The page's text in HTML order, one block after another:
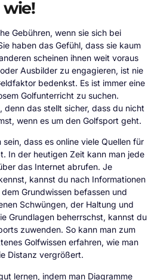
Gebühren, wenn sie sich bei
haben das Gefühl, dass sie kaum
scheinen ihnen weit voraus
Ausbilder zu engagieren, ist nie
bedenkst. Es ist immer eine
Golfunterricht zu suchen.
denn das stellt sicher, dass du nicht
wenn es um den Golfsport geht.
dass es online viele Quellen für
In der heutigen Zeit kann man jede
das Internet abrufen. Je
kannst du nach Informationen
Grundwissen befassen und
Schwüngen, der Haltung und
Grundlagen beherrschst, kannst du
zuwenden. So kann man zum
Golfwissen erfahren, wie man
Distanz vergrößert.
lernen, indem man Diagramme